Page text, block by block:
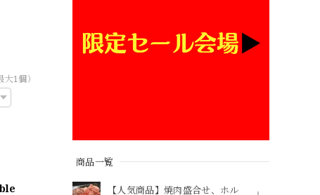
商品一覧
【人気商品】焼肉盛合せ、ホル
1個）